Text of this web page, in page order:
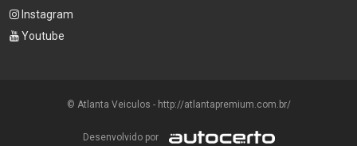
Instagram
Youtube
© Atlanta Veiculos - http://atlantapremium.com.br/
Desenvolvido por